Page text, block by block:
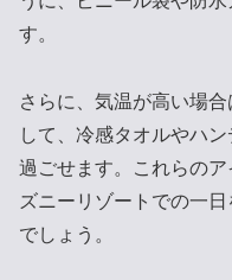
す。
さらに、気温が高い場
して、冷感タオルやハ
過ごせます。これらの
ズニーリゾートでの一
でしょう。